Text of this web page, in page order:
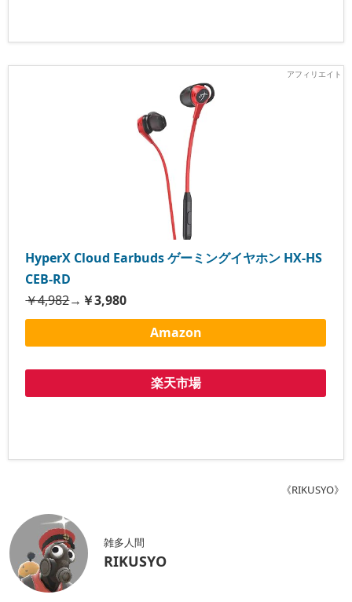
HyperX Cloud Earbuds ゲーミングイヤホン HX-HS
CEB-RD
￥4,982→ ￥3,980
Amazon
楽天市場
《RIKUSYO》
雑多人間
RIKUSYO